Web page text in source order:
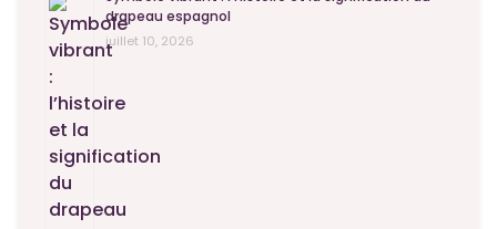
drapeau espagnol
juillet 10, 2026